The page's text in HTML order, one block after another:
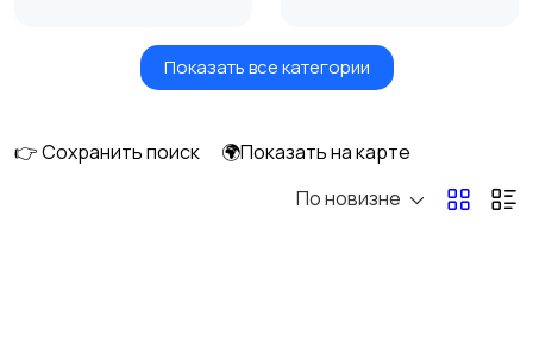
Бытовые услуги и
Высший менеджмент
Добыча сырья,
Показать все категории
👉 Сохранить поиск
🌍Показать на карте
По новизне